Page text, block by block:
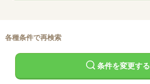
各種条件で再検索
条件を変更する